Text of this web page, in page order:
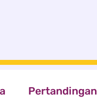
Pertandingan